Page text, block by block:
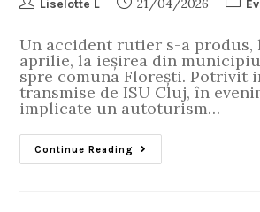
Liselotte L 21/04/2026
Un accident rutier s-a produs,
aprilie, la ieșirea din
spre comuna Florești. Potrivit
transmise de ISU Cluj, în
implicate un autoturism…
Continue Reading